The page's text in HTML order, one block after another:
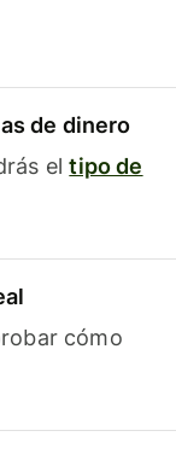
de dinero
eltipo de
cómo